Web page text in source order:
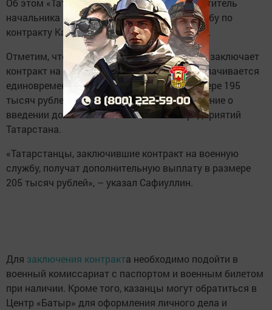
Об этом «Татар-информу» рассказал заместитель
начальника пункта отбора на военную службу по
контракту Казани майорРустам Сафиуллин.
Отметим, что на сегодняшний день тем, кто заключает
контракт на службу с Минобороны РФ, выплачивается
единовременная денежная выплата в размере 195
тысяч рублей. Накануне было принято решение о
введении дополнительных выплат от предприятий
Татарстана.
«Татарстанцы, заключившие контракт на военную
службу, получат дополнительную выплату в размере
205 тысяч рублей», – указал Сафиуллин.
Для заключения контракта необходимо подойти в
военный комиссариат с паспортом и военным билетом
при наличии. Кроме того, казанцы могут обратиться в
Центр «Батыр» для оформления личного дела и